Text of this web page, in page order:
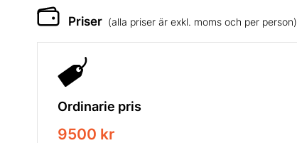
Priser (alla priser är exkl. moms och per person)
Ordinarie pris
9500 kr